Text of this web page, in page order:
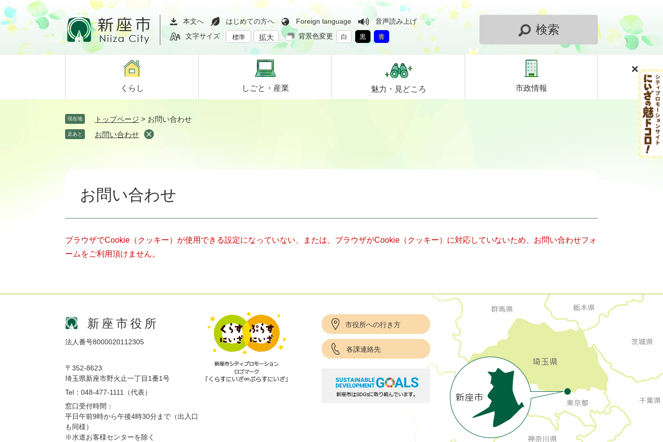
ペ
ー
ジ
メ
ニ
ュ
て
本文へ はじめての方へ Foreign language
音声読み上げ
文字サイズ
標準 拡大 背景色変更 白 黒 青
検索
くらし しごと・ 産業 魅力・ 見どころ 市政情報
現在地 トップページ > お問い合わせ
足あと お問い合わせ
お問い合わせ
ブラウザでCookie（クッキー）が使用できる設定になっていない、または、ブラウザがCookie（クッキー）に対応していないため、お問い合わせフォ
ームをご利用頂けません。
新座市役所
法人番号8000020112305
〒352-8623
埼玉県新座市野火止一丁目1番1号
Tel：048-477-1111（代表）
窓口受付時間：
平日午前9時から午後4時30分まで（出入口
も同様）
※水道お客様センターを除く
市役所への行き方
各課連絡先